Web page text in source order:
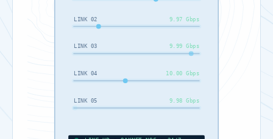
LINK 02 9.97 Gbps
LINK 03 9.99 Gbps
LINK 04 10.00 Gbps
LINK 05 9.98 Gbps